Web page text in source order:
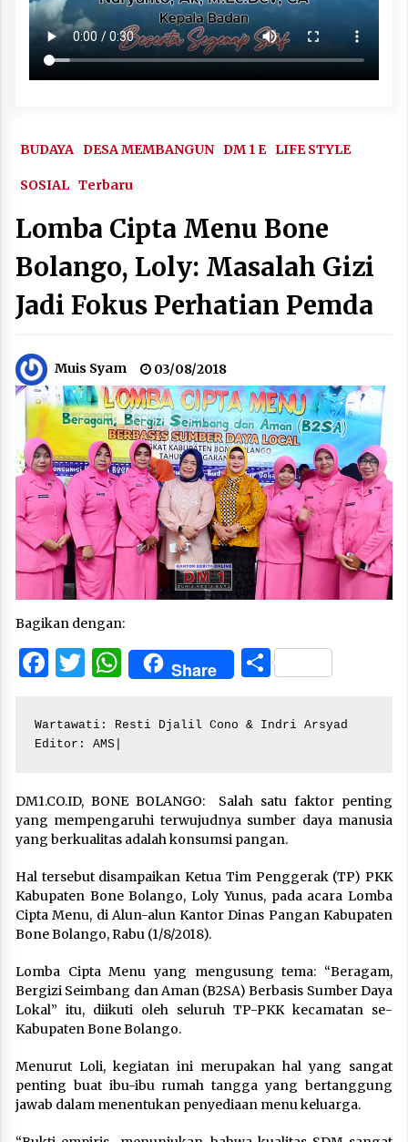
BUDAYA DESA MEMBANGUN DM 1 E LIFE STYLE
SOSIAL Terbaru
Lomba Cipta Menu Bone
Bolango, Loly: Masalah Gizi
Jadi Fokus Perhatian Pemda
Muis Syam 03/08/2018
Bagikan dengan:
Facebook
Twitter
WhatsApp
Share Share
Wartawati: Resti Djalil Cono & Indri Arsyad
Editor: AMS|
DM1.CO.ID, BONE BOLANGO: Salah satu faktor penting
yang mempengaruhi terwujudnya sumber daya manusia
yang berkualitas adalah konsumsi pangan.
Hal tersebut disampaikan Ketua Tim Penggerak (TP) PKK
Kabupaten Bone Bolango, Loly Yunus, pada acara Lomba
Cipta Menu, di Alun-alun Kantor Dinas Pangan Kabupaten
Bone Bolango, Rabu (1/8/2018).
Lomba Cipta Menu yang mengusung tema: “Beragam,
Bergizi Seimbang dan Aman (B2SA) Berbasis Sumber Daya
Lokal” itu, diikuti oleh seluruh TP-PKK kecamatan se-
Kabupaten Bone Bolango.
Menurut Loli, kegiatan ini merupakan hal yang sangat
penting buat ibu-ibu rumah tangga yang bertanggung
jawab dalam menentukan penyediaan menu keluarga.